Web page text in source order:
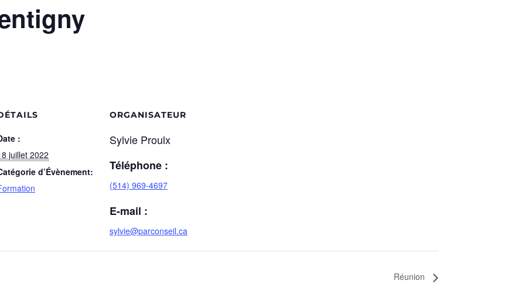
:
juillet 2022
d’Évènement:
ORGANISATEUR
Sylvie Proulx
Téléphone :
(514) 969-4697
E-mail :
sylvie@parconseil.ca
Réunion